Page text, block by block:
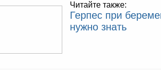
Читайте также:
Герпес при
нужно знать